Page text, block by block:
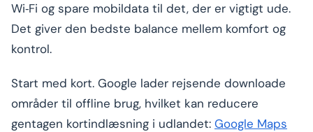
Wi‑Fi og spare mobildata til det, der er vigtigt ude.
Det giver den bedste balance mellem komfort og
kontrol.
Start med kort. Google lader rejsende downloade
områder til offline brug, hvilket kan reducere
gentagen kortindlæsning i udlandet: Google Maps